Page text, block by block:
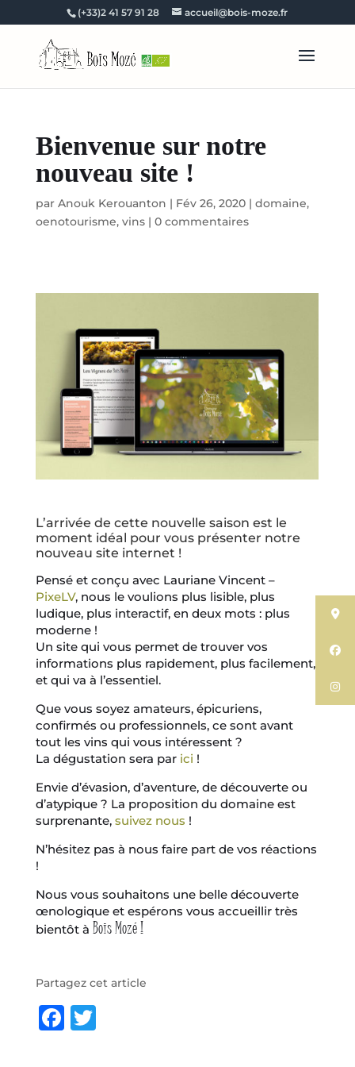
(+33)2 41 57 91 28 accueil@bois-moze.fr
Bienvenue sur notre
nouveau site !
par Anouk Kerouanton | Fév 26, 2020| domaine,
oenotourisme, vins| 0 commentaires
L’arrivée de cette nouvelle saison est le
moment idéal pour vous présenter notre
nouveau site internet !
Pensé et conçu avec Lauriane Vincent –
PixeLV, nous le voulions plus lisible, plus
ludique, plus interactif, en deux mots : plus
moderne !
Un site qui vous permet de trouver vos
informations plus rapidement, plus facilement,
et qui va à l’essentiel.
Que vous soyez amateurs, épicuriens,
confirmés ou professionnels, ce sont avant
tout les vins qui vous intéressent ?
La dégustation sera par ici !
Envie d’évasion, d’aventure, de découverte ou
d’atypique ? La proposition du domaine est
surprenante, suivez nous !
N’hésitez pas à nous faire part de vos réactions
!
Nous vous souhaitons une belle découverte
œnologique et espérons vous accueillir très
bientôt à Bois Mozé !
Partagez cet article
F T